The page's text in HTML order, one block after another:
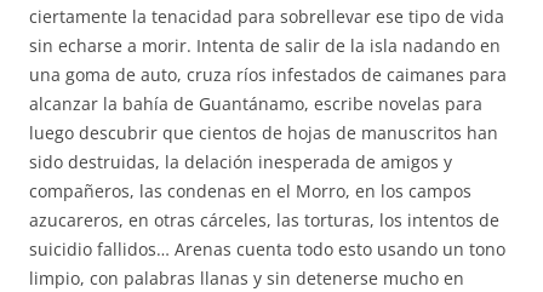
ciertamente la tenacidad para sobrellevar ese tipo de vida
sin echarse a morir. Intenta de salir de la isla nadando en
una goma de auto, cruza ríos infestados de caimanes para
alcanzar la bahía de Guantánamo, escribe novelas para
luego descubrir que cientos de hojas de manuscritos han
sido destruidas, la delación inesperada de amigos y
compañeros, las condenas en el Morro, en los campos
azucareros, en otras cárceles, las torturas, los intentos de
suicidio fallidos… Arenas cuenta todo esto usando un tono
limpio, con palabras llanas y sin detenerse mucho en